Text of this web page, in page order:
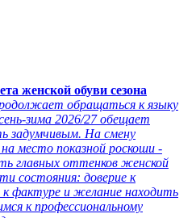
женской обуви сезона
обращаться к языку
зима 2026/27 обещает
задумчивым. На смену
место показной роскоши -
главных оттенков женской
состояния: доверие к
фактуре и желание находить
к профессиональному